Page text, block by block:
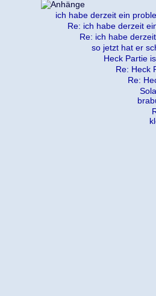
ich habe derzeit ein
Re: ich habe derzeit
Re: ich habe
so jetzt hat er
Heck Partie
Re: Heck
Re: